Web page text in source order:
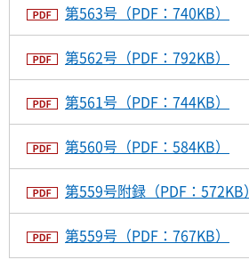
第563号（PDF：740KB）
第562号（PDF：792KB）
第561号（PDF：744KB）
第560号（PDF：584KB）
第559号附録（PDF：572KB）
第559号（PDF：767KB）